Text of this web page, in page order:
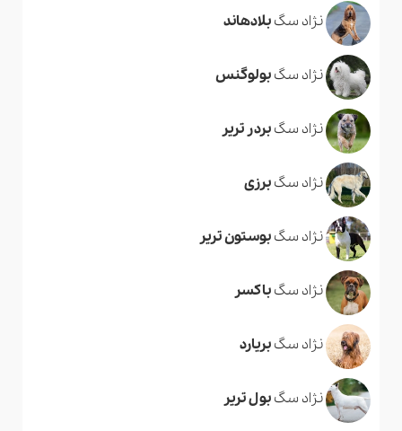
نژاد سگبلادهاند
نژاد سگبولوگنس
نژاد سگبردر تریر
نژاد سگبرزی
نژاد سگبوستون تریر
نژاد سگباکسر
نژاد سگبریارد
نژاد سگبول تریر